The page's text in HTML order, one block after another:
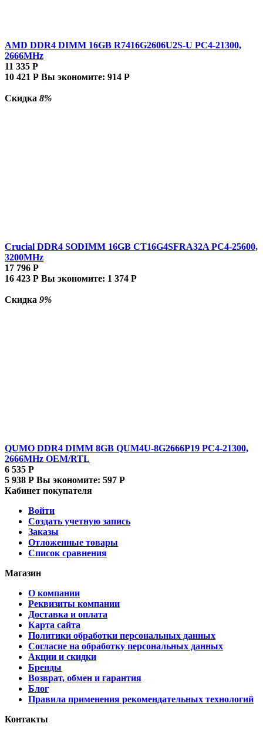
AMD DDR4 DIMM 16GB R7416G2606U2S-U PC4-21300,
2666MHz
11 335 Р
10 421 Р Вы экономите: 914 Р
Скидка 8%
Crucial DDR4 SODIMM 16GB CT16G4SFRA32A PC4-25600,
3200MHz
17 796 Р
16 423 Р Вы экономите: 1 374 Р
Скидка 9%
QUMO DDR4 DIMM 8GB QUM4U-8G2666P19 PC4-21300,
2666MHz OEM/RTL
6 535 Р
5 938 Р Вы экономите: 597 Р
Кабинет покупателя
Войти
Создать учетную запись
Заказы
Отложенные товары
Список сравнения
Магазин
О компании
Реквизиты компании
Доставка и оплата
Карта сайта
Политики обработки персональных данных
Согласие на обработку персональных данных
Акции и скидки
Бренды
Возврат, обмен и гарантия
Блог
Правила применения рекомендательных технологий
Контакты